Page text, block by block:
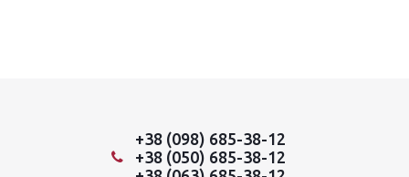
+38 (098) 685-38-12
+38 (050) 685-38-12